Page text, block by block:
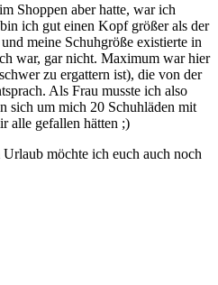
Shoppen aber hatte, war ich
ich gut einen Kopf größer als der
meine Schuhgröße existierte in
war, gar nicht. Maximum war hier
zu ergattern ist), die von der
Als Frau musste ich also
sich um mich 20 Schuhläden mit
alle gefallen hätten ;)
möchte ich euch auch noch